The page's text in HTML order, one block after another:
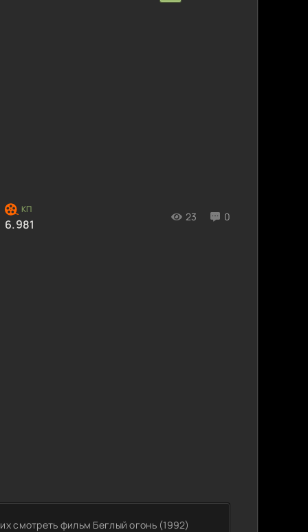
6.981
23 0
смотреть фильм Беглый огонь (1992)